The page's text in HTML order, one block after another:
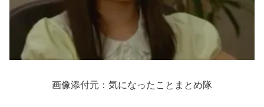
画像添付元：気になったことまとめ隊